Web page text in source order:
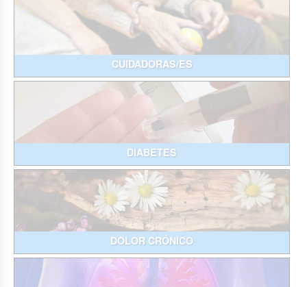
CUIDADORAS/ES
DIABETES
DOLOR CRÓNICO